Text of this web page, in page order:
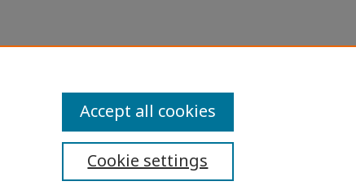
Statement
Cookie settings
Accept all cookies